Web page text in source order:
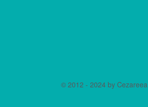
© 2012 - 2024 by Cezareea